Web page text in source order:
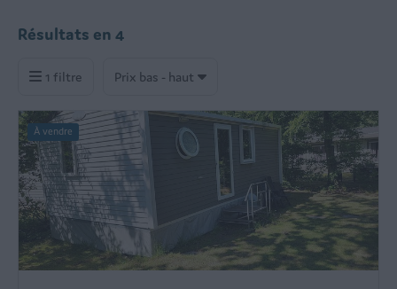
Résultats en 4
1 filtre Prix bas - haut
À vendre